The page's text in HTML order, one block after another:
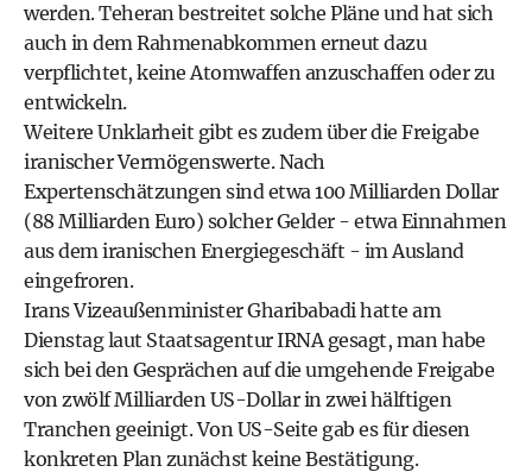
werden. Teheran bestreitet solche Pläne und hat sich
auch in dem Rahmenabkommen erneut dazu
verpflichtet, keine Atomwaffen anzuschaffen oder zu
entwickeln.
Weitere Unklarheit gibt es zudem über die Freigabe
iranischer Vermögenswerte. Nach
Expertenschätzungen sind etwa 100 Milliarden Dollar
(88 Milliarden Euro) solcher Gelder - etwa Einnahmen
aus dem iranischen Energiegeschäft - im Ausland
eingefroren.
Irans Vizeaußenminister Gharibabadi hatte am
Dienstag laut Staatsagentur IRNA gesagt, man habe
sich bei den Gesprächen auf die umgehende Freigabe
von zwölf Milliarden US-Dollar in zwei hälftigen
Tranchen geeinigt. Von US-Seite gab es für diesen
konkreten Plan zunächst keine Bestätigung.